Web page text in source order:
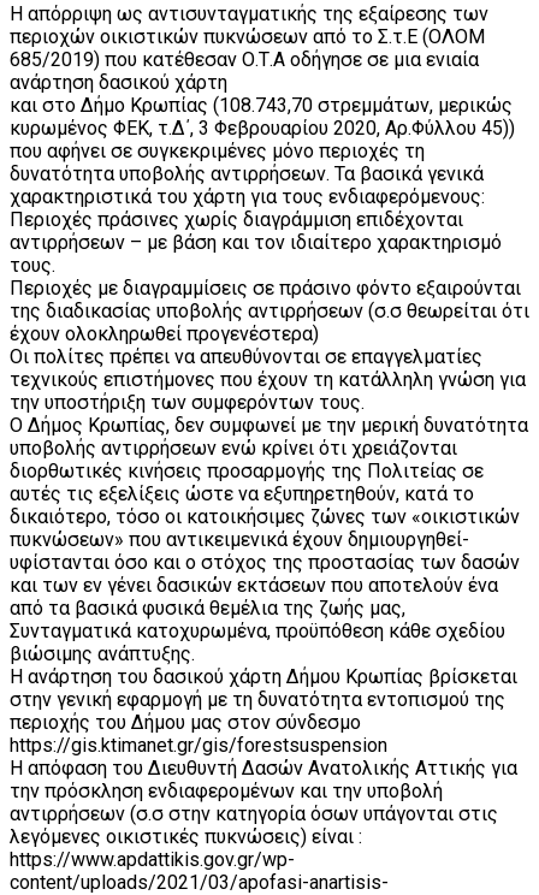
Η απόρριψη ως αντισυνταγματικής της εξαίρεσης των
περιοχών οικιστικών πυκνώσεων από το Σ.τ.Ε (ΟΛΟΜ
685/2019) που κατέθεσαν Ο.Τ.Α οδήγησε σε μια ενιαία
ανάρτηση δασικού χάρτη
και στο Δήμο Κρωπίας (108.743,70 στρεμμάτων, μερικώς
κυρωμένος ΦΕΚ, τ.Δ΄, 3 Φεβρουαρίου 2020, Αρ.Φύλλου 45))
που αφήνει σε συγκεκριμένες μόνο περιοχές τη
δυνατότητα υποβολής αντιρρήσεων. Τα βασικά γενικά
χαρακτηριστικά του χάρτη για τους ενδιαφερόμενους:
Περιοχές πράσινες χωρίς διαγράμμιση επιδέχονται
αντιρρήσεων – με βάση και τον ιδιαίτερο χαρακτηρισμό
τους.
Περιοχές με διαγραμμίσεις σε πράσινο φόντο εξαιρούνται
της διαδικασίας υποβολής αντιρρήσεων (σ.σ θεωρείται ότι
έχουν ολοκληρωθεί προγενέστερα)
Οι πολίτες πρέπει να απευθύνονται σε επαγγελματίες
τεχνικούς επιστήμονες που έχουν τη κατάλληλη γνώση για
την υποστήριξη των συμφερόντων τους.
Ο Δήμος Κρωπίας, δεν συμφωνεί με την μερική δυνατότητα
υποβολής αντιρρήσεων ενώ κρίνει ότι χρειάζονται
διορθωτικές κινήσεις προσαρμογής της Πολιτείας σε
αυτές τις εξελίξεις ώστε να εξυπηρετηθούν, κατά το
δικαιότερο, τόσο οι κατοικήσιμες ζώνες των «οικιστικών
πυκνώσεων» που αντικειμενικά έχουν δημιουργηθεί-
υφίστανται όσο και ο στόχος της προστασίας των δασών
και των εν γένει δασικών εκτάσεων που αποτελούν ένα
από τα βασικά φυσικά θεμέλια της ζωής μας,
Συνταγματικά κατοχυρωμένα, προϋπόθεση κάθε σχεδίου
βιώσιμης ανάπτυξης.
Η ανάρτηση του δασικού χάρτη Δήμου Κρωπίας βρίσκεται
στην γενική εφαρμογή με τη δυνατότητα εντοπισμού της
περιοχής του Δήμου μας στον σύνδεσμο
https://gis.ktimanet.gr/gis/forestsuspension
Η απόφαση του Διευθυντή Δασών Ανατολικής Αττικής για
την πρόσκληση ενδιαφερομένων και την υποβολή
αντιρρήσεων (σ.σ στην κατηγορία όσων υπάγονται στις
λεγόμενες οικιστικές πυκνώσεις) είναι :
https://www.apdattikis.gov.gr/wp-
content/uploads/2021/03/apofasi-anartisis-